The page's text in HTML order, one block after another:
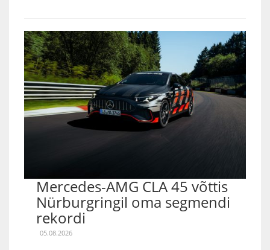
Mercedes-AMG CLA 45 võttis
Nürburgringil oma segmendi
rekordi
05.08.2026